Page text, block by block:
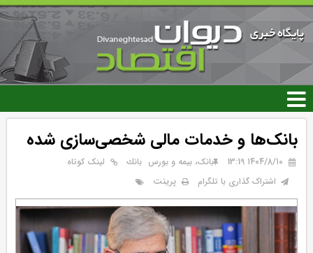
رفتن
محتوای
اصلی
بانک‌ها و خدمات مالی شخصی‌سازی شده
۱۴۰۴/۸/۱۰ 13:19 بانک، بیمه و بورس بانك
لینک کوتاه
اشتراک گذاری با تلگرام
پرینت